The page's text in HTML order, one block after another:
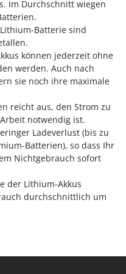
Im Durchschnitt wiegen
Batterie sind
können jederzeit ohne
werden. Auch nach
sie noch ihre maximale
reicht aus, den Strom zu
notwendig ist.
Ladeverlust (bis zu
Batterien), so dass Ihr
Nichtgebrauch sofort
der Lithium-Akkus
durchschnittlich um